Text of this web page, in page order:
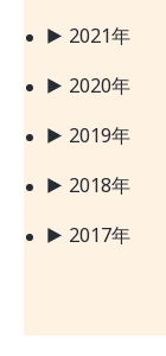
2021年
2020年
2019年
2018年
2017年